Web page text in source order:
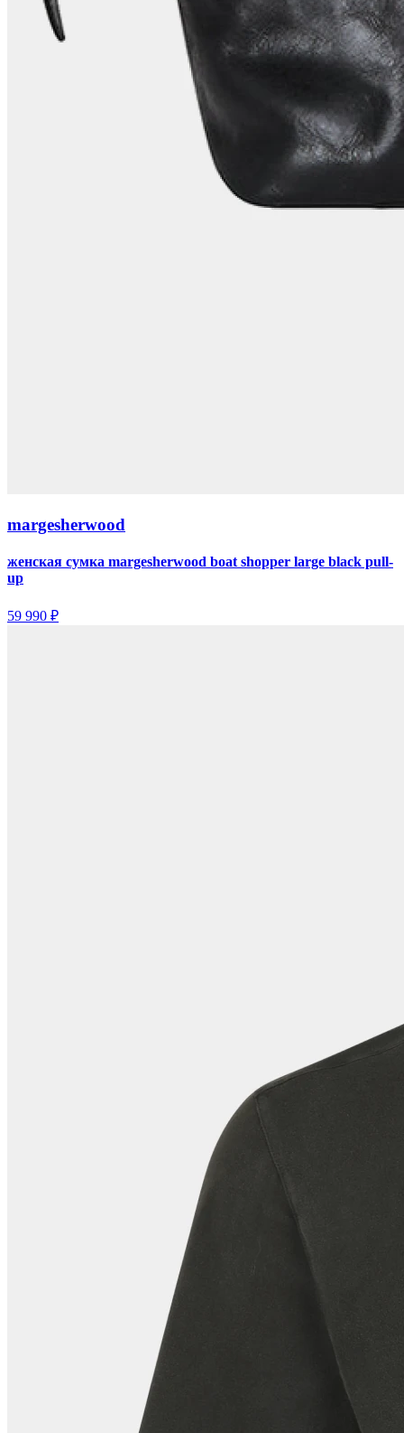
margesherwood
женская сумка margesherwood boat shopper large black pull-
up
59 990 ₽